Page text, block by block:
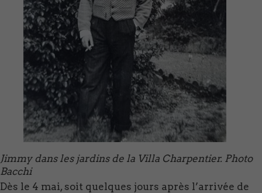
Jimmy dans les jardins de la Villa Charpentier. Photo
Bacchi
Dès le 4 mai, soit quelques jours après l’arrivée de